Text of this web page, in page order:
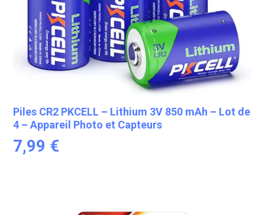
Piles CR2 PKCELL – Lithium 3V 850 mAh – Lot de
4 – Appareil Photo et Capteurs
7,99 €